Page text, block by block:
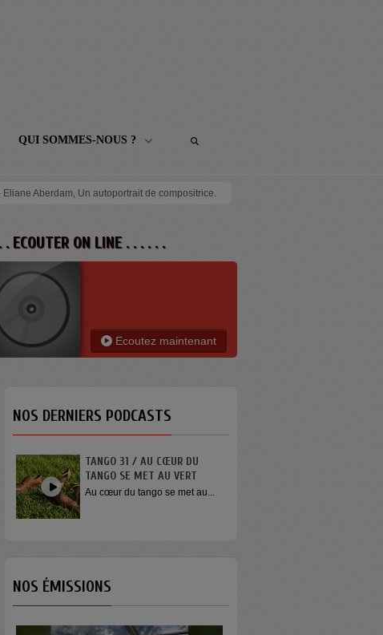
QUI SOMMES-NOUS ?
Aberdam, Un autoportrait de compositrice.
. ECOUTER ON LINE . . . . . .
Ecoutez maintenant
NOS DERNIERS PODCASTS
TANGO 31 / AU CŒUR DU
TANGO SE MET AU VERT
Au cœur du tango se met au...
NOS ÉMISSIONS